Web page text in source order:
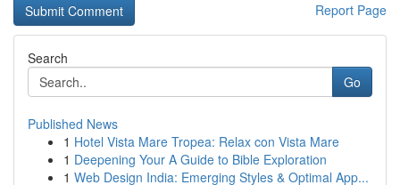
Report Page
Search
Go
Published News
1 Hotel Vista Mare Tropea: Relax con Vista Mare
1 Deepening Your A Guide to Bible Exploration
1 Web Design India: Emerging Styles & Optimal App...